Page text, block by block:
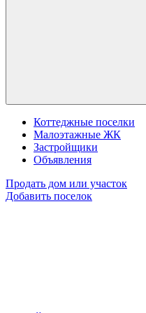
Коттеджные поселки
Малоэтажные ЖК
Застройщики
Объявления
Продать дом или участок
Добавить поселок